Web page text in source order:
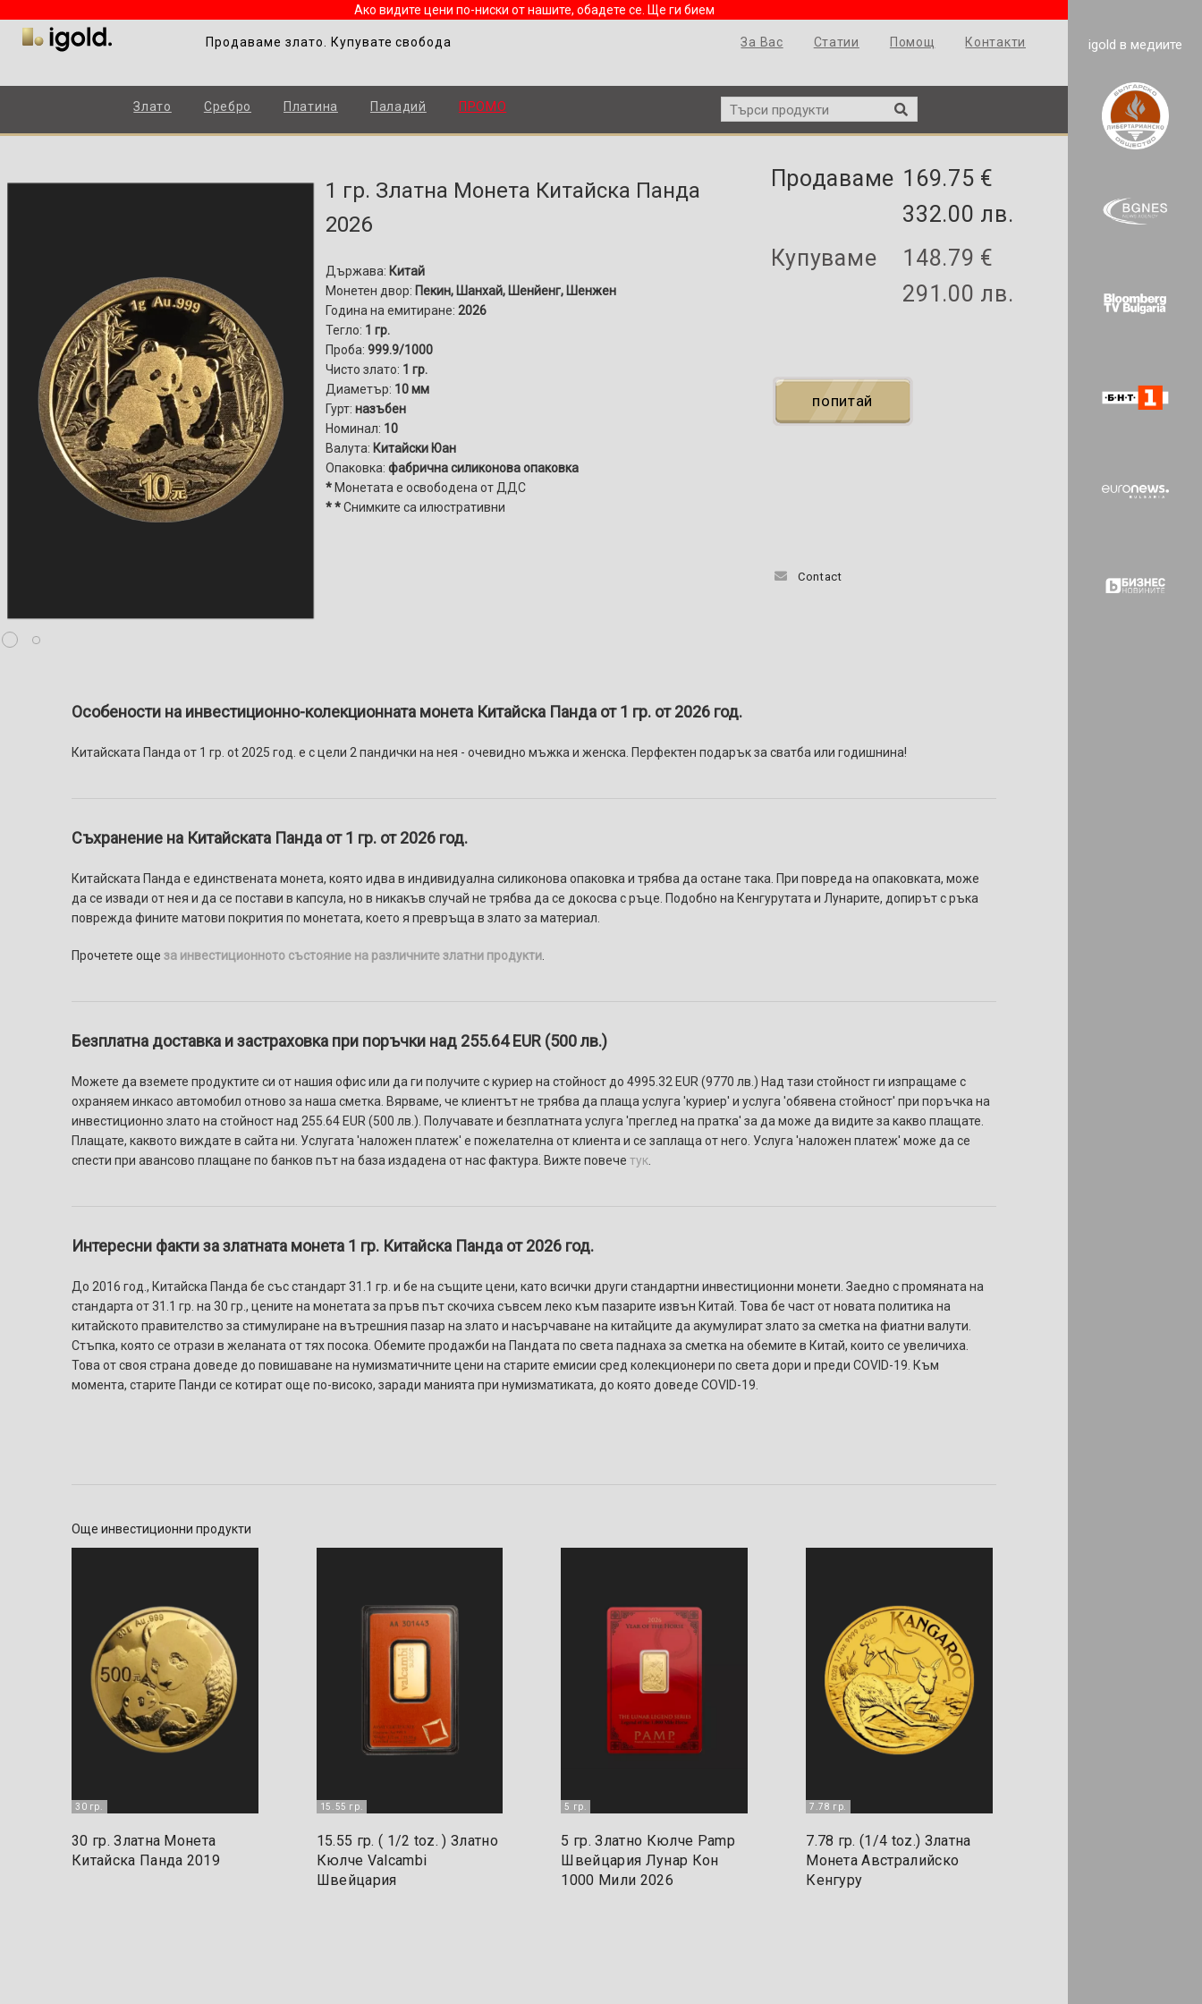
igold в медиите
Ако видите цени по-ниски от нашите, обадете се. Ще ги бием
Продаваме злато. Купувате свобода За Вас Статии Помощ Контакти
Злато Сребро Платина Паладий ПРОМО
1 гр. Златна Монета Китайска Панда
2026
Държава: Китай
Монетен двор: Пекин, Шанхай, Шенйенг, Шенжен
Година на емитиране:2026
Тегло: 1 гр.
Проба: 999.9/1000
Чисто злато: 1 гр.
Диаметър: 10 мм
Гурт: назъбен
Номинал: 10
Валута: Китайски Юан
Опаковка: фабрична силиконова опаковка
* Монетата е освободена от ДДС
* *Снимките са илюстративни
Продаваме 169.75 €
332.00 лв.
Купуваме
148.79 €
291.00 лв.
попитай
Contact
Особености на инвестиционно-колекционната монета Китайска Панда от 1 гр. от 2026 год.
Китайската Панда от 1 гр. ot 2025 год. е с цели 2 пандички на нея - очевидно мъжка и женска. Перфектен подарък за сватба или годишнина!
Съхранение на Китайската Панда от 1 гр. от 2026 год.
Китайската Панда е единствената монета, която идва в индивидуална силиконова опаковка и трябва да остане така. При повреда на опаковката, може
да се извади от нея и да се постави в капсула, но в никакъв случай не трябва да се докосва с ръце. Подобно на Кенгурутата и Лунарите, допирът с ръка
поврежда фините матови покрития по монетата, което я превръща в злато за материал.
Прочетете още за инвестиционното състояние на различните златни продукти
Безплатна доставка и застраховка при поръчки над 255.64 EUR (500 лв.)
Можете да вземете продуктите си от нашия офис или да ги получите с куриер на стойност до 4995.32 EUR (9770 лв.) Над тази стойност ги изпращаме с
охраняем инкасо автомобил отново за наша сметка. Вярваме, че клиентът не трябва да плаща услуга 'куриер' и услуга 'обявена стойност' при поръчка на
инвестиционно злато на стойност над 255.64 EUR (500 лв.). Получавате и безплатната услуга 'преглед на пратка' за да може да видите за какво плащате.
Плащате, каквото виждате в сайта ни. Услугaтa 'наложен платеж' e пожелателнa от клиента и се заплаща от него. Услуга 'наложен платеж' може да се
спести при авансово плащане по банков път на база издадена от нас фактура. Вижте повече тук
Интересни факти за златната монета 1 гр. Китайска Панда от 2026 год.
До 2016 год., Китайска Панда бе със стандарт 31.1 гр. и бе на същите цени, като всички други стандартни инвестиционни монети. Заедно с промяната на
стандарта от 31.1 гр. на 30 гр., цените на монетата за пръв път скочиха съвсем леко към пазарите извън Китай. Това бе част от новата политика на
китайското правителство за стимулиране на вътрешния пазар на злато и насърчаване на китайците да акумулират злато за сметка на фиатни валути.
Стъпка, която се отрази в желаната от тях посока. Обемите продажби на Пандата по света паднаха за сметка на обемите в Китай, които се увеличиха.
Това от своя страна доведе до повишаване на нумизматичните цени на старите емисии сред колекционери по света дори и преди COVID-19. Към
момента, старите Панди се котират още по-високо, заради манията при нумизматиката, до която доведе COVID-19.
Още инвестиционни продукти
30 гр.
30 гр. Златна Монета
Китайска Панда 2019
15.55 гр.
15.55 гр. ( 1/2 toz. ) Златно
Кюлче Valcambi
Швейцария
5 гр.
5 гр. Златно Кюлче Pamp
Швейцария Лунар Кон
1000 Mили 2026
7.78 гр.
7.78 гр. (1/4 toz.) Златна
Монета Австралийско
Кенгуру